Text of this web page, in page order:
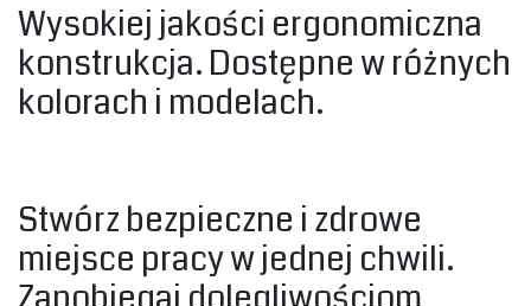
‎Wysokiej jakości ergonomiczna
konstrukcja. Dostępne w różnych
kolorach i modelach.‎
Stwórz bezpieczne i zdrowe
miejsce pracy w jednej chwili.